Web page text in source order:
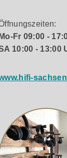
einer
werden die
Mo-Fr 09:00 -
10:00 - 13:00